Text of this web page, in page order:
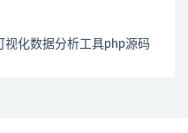
化数据分析工具php源码